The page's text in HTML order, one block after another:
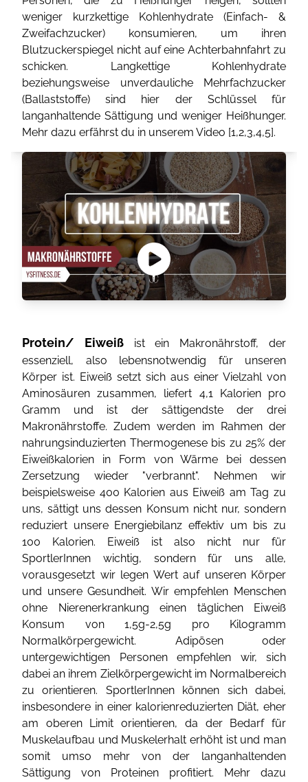
weniger kurzkettige Kohlenhydrate (Einfach- &
Zweifachzucker) konsumieren, um ihren
Blutzuckerspiegel nicht auf eine Achterbahnfahrt zu
schicken. Langkettige Kohlenhydrate
beziehungsweise unverdauliche Mehrfachzucker
(Ballaststoffe) sind hier der Schlüssel für
langanhaltende Sättigung und weniger Heißhunger.
Mehr dazu erfährst du in unserem Video [1,2,3,4,5].
Protein/ Eiweißist ein Makronährstoff, der
essenziell, also lebensnotwendig für unseren
Körper ist. Eiweiß setzt sich aus einer Vielzahl von
Aminosäuren zusammen, liefert 4,1 Kalorien pro
Gramm und ist der sättigendste der drei
Makronährstoffe. Zudem werden im Rahmen der
nahrungsinduzierten Thermogenese bis zu 25% der
Eiweißkalorien in Form von Wärme bei dessen
Zersetzung wieder "verbrannt". Nehmen wir
beispielsweise 400 Kalorien aus Eiweiß am Tag zu
uns, sättigt uns dessen Konsum nicht nur, sondern
reduziert unsere Energiebilanz effektiv um bis zu
100 Kalorien. Eiweiß ist also nicht nur für
SportlerInnen wichtig, sondern für uns alle,
vorausgesetzt wir legen Wert auf unseren Körper
und unsere Gesundheit. Wir empfehlen Menschen
ohne Nierenerkrankung einen täglichen Eiweiß
Konsum von 1,5g-2,5g pro Kilogramm
Normalkörpergewicht. Adipösen oder
untergewichtigen Personen empfehlen wir, sich
dabei an ihrem Zielkörpergewicht im Normalbereich
zu orientieren. SportlerInnen können sich dabei,
insbesondere in einer kalorienreduzierten Diät, eher
am oberen Limit orientieren, da der Bedarf für
Muskelaufbau und Muskelerhalt erhöht ist und man
somit umso mehr von der langanhaltenden
Sättigung von Proteinen profitiert. Mehr dazu